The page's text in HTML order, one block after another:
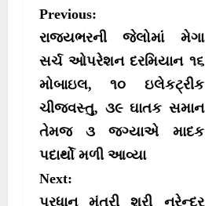
e
o
n
i
t
t
e
)
k
o
n
A
p
p
o
n
r
a
m
P
o
s
t
n
a
v
i
Previous:
રાજ્યભરની જેલોમાં મેગા
સર્ચ ઓપરેશન દરમિયાન ૧૬
મોબાઇલ, ૧૦ ઇલેકટ્રીક
ચીજવસ્તુ, ૩૯ ઘાતક સમાન
તેમજ ૩ જગ્યાએ માદક
પદાર્થો મળી આવ્યા
Next:
પ્રધાન મંત્રી શ્રી નરેન્દ્ર